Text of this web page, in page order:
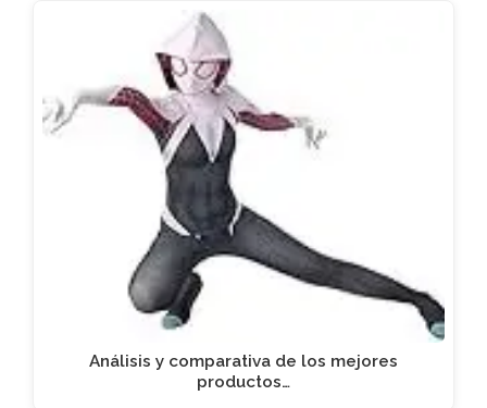
Análisis y comparativa de los mejores
productos…